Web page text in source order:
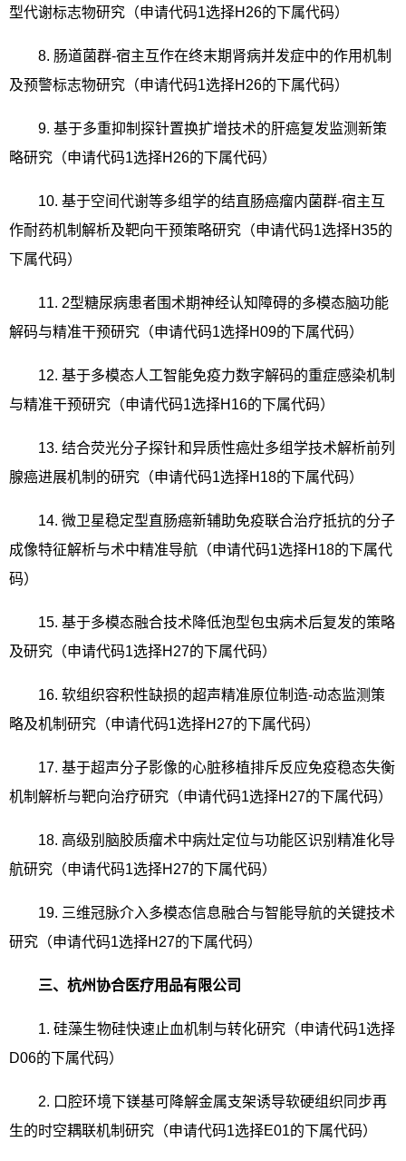
型代谢标志物研究（申请代码1选择H26的下属代码）
8. 肠道菌群-宿主互作在终末期肾病并发症中的作用机制
及预警标志物研究（申请代码1选择H26的下属代码）
9. 基于多重抑制探针置换扩增技术的肝癌复发监测新策
略研究（申请代码1选择H26的下属代码）
10. 基于空间代谢等多组学的结直肠癌瘤内菌群-宿主互
作耐药机制解析及靶向干预策略研究（申请代码1选择H35的
下属代码）
11. 2型糖尿病患者围术期神经认知障碍的多模态脑功能
解码与精准干预研究（申请代码1选择H09的下属代码）
12. 基于多模态人工智能免疫力数字解码的重症感染机制
与精准干预研究（申请代码1选择H16的下属代码）
13. 结合荧光分子探针和异质性癌灶多组学技术解析前列
腺癌进展机制的研究（申请代码1选择H18的下属代码）
14. 微卫星稳定型直肠癌新辅助免疫联合治疗抵抗的分子
成像特征解析与术中精准导航（申请代码1选择H18的下属代
码）
15. 基于多模态融合技术降低泡型包虫病术后复发的策略
及研究（申请代码1选择H27的下属代码）
16. 软组织容积性缺损的超声精准原位制造-动态监测策
略及机制研究（申请代码1选择H27的下属代码）
17. 基于超声分子影像的心脏移植排斥反应免疫稳态失衡
机制解析与靶向治疗研究（申请代码1选择H27的下属代码）
18. 高级别脑胶质瘤术中病灶定位与功能区识别精准化导
航研究（申请代码1选择H27的下属代码）
19. 三维冠脉介入多模态信息融合与智能导航的关键技术
研究（申请代码1选择H27的下属代码）
三、杭州协合医疗用品有限公司
1. 硅藻生物硅快速止血机制与转化研究（申请代码1选择
D06的下属代码）
2. 口腔环境下镁基可降解金属支架诱导软硬组织同步再
生的时空耦联机制研究（申请代码1选择E01的下属代码）